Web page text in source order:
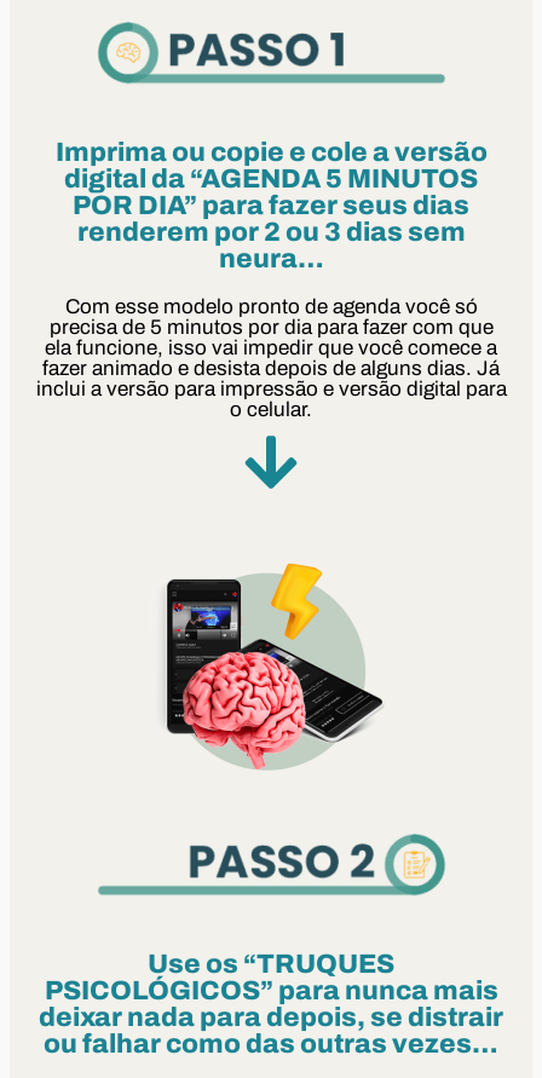
Imprima ou copie e cole a versão
digital da “AGENDA 5 MINUTOS
POR DIA” para fazer seus dias
renderem por 2 ou 3 dias sem
neura…
Com esse modelo pronto de agenda você só
precisa de 5 minutos por dia para fazer com que
ela funcione, isso vai impedir que você comece a
fazer animado e desista depois de alguns dias. Já
inclui a versão para impressão e versão digital para
o celular.
Use os “TRUQUES
PSICOLÓGICOS” para nunca mais
deixar nada para depois, se distrair
ou falhar como das outras vezes…